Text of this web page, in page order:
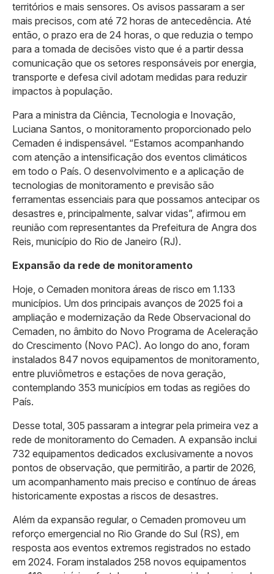
territórios e mais sensores. Os avisos passaram a ser
mais precisos, com até 72 horas de antecedência. Até
então, o prazo era de 24 horas, o que reduzia o tempo
para a tomada de decisões visto que é a partir dessa
comunicação que os setores responsáveis por energia,
transporte e defesa civil adotam medidas para reduzir
impactos à população.
Para a ministra da Ciência, Tecnologia e Inovação,
Luciana Santos, o monitoramento proporcionado pelo
Cemaden é indispensável. “Estamos acompanhando
com atenção a intensificação dos eventos climáticos
em todo o País. O desenvolvimento e a aplicação de
tecnologias de monitoramento e previsão são
ferramentas essenciais para que possamos antecipar os
desastres e, principalmente, salvar vidas”, afirmou em
reunião com representantes da Prefeitura de Angra dos
Reis, município do Rio de Janeiro (RJ).
Expansão da rede de monitoramento
Hoje, o Cemaden monitora áreas de risco em 1.133
municípios. Um dos principais avanços de 2025 foi a
ampliação e modernização da Rede Observacional do
Cemaden, no âmbito do Novo Programa de Aceleração
do Crescimento (Novo PAC). Ao longo do ano, foram
instalados 847 novos equipamentos de monitoramento,
entre pluviômetros e estações de nova geração,
contemplando 353 municípios em todas as regiões do
País.
Desse total, 305 passaram a integrar pela primeira vez a
rede de monitoramento do Cemaden. A expansão inclui
732 equipamentos dedicados exclusivamente a novos
pontos de observação, que permitirão, a partir de 2026,
um acompanhamento mais preciso e contínuo de áreas
historicamente expostas a riscos de desastres.
Além da expansão regular, o Cemaden promoveu um
reforço emergencial no Rio Grande do Sul (RS), em
resposta aos eventos extremos registrados no estado
em 2024. Foram instalados 258 novos equipamentos